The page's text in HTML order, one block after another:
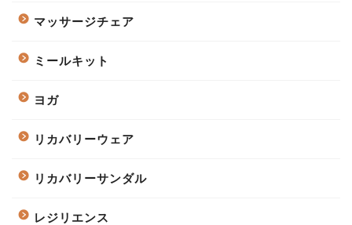
マッサージチェア
ミールキット
ヨガ
リカバリーウェア
リカバリーサンダル
レジリエンス